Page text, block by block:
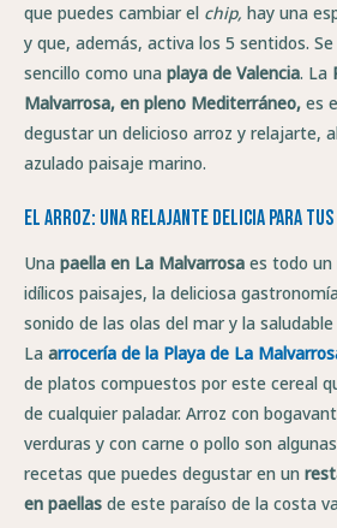
que puedes cambiar el chip, hay una
y que, además, activa los 5 sentidos.
sencillo como una playa de Valencia. La
Malvarrosa, en pleno Mediterráneo, es
degustar un delicioso arroz y relajarte,
azulado paisaje marino.
El arroz: una relajante delicia para
Una paella en La Malvarrosa es todo un
idílicos paisajes, la deliciosa
sonido de las olas del mar y la
La arrocería de la Playa de La
de platos compuestos por este cereal
de cualquier paladar. Arroz con
verduras y con carne o pollo son
recetas que puedes degustar en un r
en paellas de este paraíso de la costa